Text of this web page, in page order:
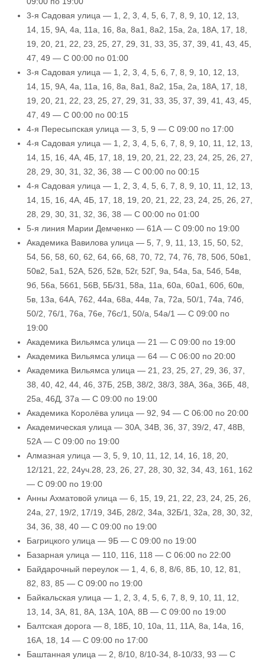
3-я Садовая улица — 1, 2, 3, 4, 5, 6, 7, 8, 9, 10, 12, 13,
14, 15, 9А, 4а, 11а, 16, 8а, 8а1, 8а2, 15а, 2а, 18А, 17, 18,
19, 20, 21, 22, 23, 25, 27, 29, 31, 33, 35, 37, 39, 41, 43, 45,
47, 49 — С 00:00 по 01:00
3-я Садовая улица — 1, 2, 3, 4, 5, 6, 7, 8, 9, 10, 12, 13,
14, 15, 9А, 4а, 11а, 16, 8а, 8а1, 8а2, 15а, 2а, 18А, 17, 18,
19, 20, 21, 22, 23, 25, 27, 29, 31, 33, 35, 37, 39, 41, 43, 45,
47, 49 — С 00:00 по 00:15
4-я Пересыпская улица — 3, 5, 9 — С 09:00 по 17:00
4-я Садовая улица — 1, 2, 3, 4, 5, 6, 7, 8, 9, 10, 11, 12, 13,
14, 15, 16, 4А, 4Б, 17, 18, 19, 20, 21, 22, 23, 24, 25, 26, 27,
28, 29, 30, 31, 32, 36, 38 — С 00:00 по 00:15
4-я Садовая улица — 1, 2, 3, 4, 5, 6, 7, 8, 9, 10, 11, 12, 13,
14, 15, 16, 4А, 4Б, 17, 18, 19, 20, 21, 22, 23, 24, 25, 26, 27,
28, 29, 30, 31, 32, 36, 38 — С 00:00 по 01:00
5-я линия Марии Демченко — 61А — С 09:00 по 19:00
Академика Вавилова улица — 5, 7, 9, 11, 13, 15, 50, 52,
54, 56, 58, 60, 62, 64, 66, 68, 70, 72, 74, 76, 78, 50б, 50в1,
50в2, 5а1, 52А, 52б, 52в, 52г, 52Г, 9а, 54а, 5а, 54б, 54в,
9б, 56а, 56б1, 56В, 5Б/31, 58а, 11а, 60а, 60а1, 60б, 60в,
5в, 13а, 64А, 762, 44а, 68а, 44в, 7а, 72а, 50/1, 74а, 74б,
50/2, 76/1, 76а, 76е, 76с/1, 50/а, 54а/1 — С 09:00 по
19:00
Академика Вильямса улица — 21 — С 09:00 по 19:00
Академика Вильямса улица — 64 — С 06:00 по 20:00
Академика Вильямса улица — 21, 23, 25, 27, 29, 36, 37,
38, 40, 42, 44, 46, 37Б, 25В, 38/2, 38/3, 38А, 36а, 36Б, 48,
25а, 46Д, 37а — С 09:00 по 19:00
Академика Королёва улица — 92, 94 — С 06:00 по 20:00
Академическая улица — 30А, 34В, 36, 37, 39/2, 47, 48В,
52А — С 09:00 по 19:00
Алмазная улица — 3, 5, 9, 10, 11, 12, 14, 16, 18, 20,
12/121, 22, 24уч.28, 23, 26, 27, 28, 30, 32, 34, 43, 161, 162
— С 09:00 по 19:00
Анны Ахматовой улица — 6, 15, 19, 21, 22, 23, 24, 25, 26,
24а, 27, 19/2, 17/19, 34Б, 28/2, 34а, 32Б/1, 32а, 28, 30, 32,
34, 36, 38, 40 — С 09:00 по 19:00
Багрицкого улица — 9Б — С 09:00 по 19:00
Базарная улица — 110, 116, 118 — С 06:00 по 22:00
Байдарочный переулок — 1, 4, 6, 8, 8/6, 8Б, 10, 12, 81,
82, 83, 85 — С 09:00 по 19:00
Байкальская улица — 1, 2, 3, 4, 5, 6, 7, 8, 9, 10, 11, 12,
13, 14, 3А, 81, 8А, 13А, 10А, 8В — С 09:00 по 19:00
Балтская дорога — 8, 18Б, 10, 10а, 11, 11А, 8а, 14а, 16,
16А, 18, 14 — С 09:00 по 17:00
Баштанная улица — 2, 8/10, 8/10-34, 8-10/33, 93 — С